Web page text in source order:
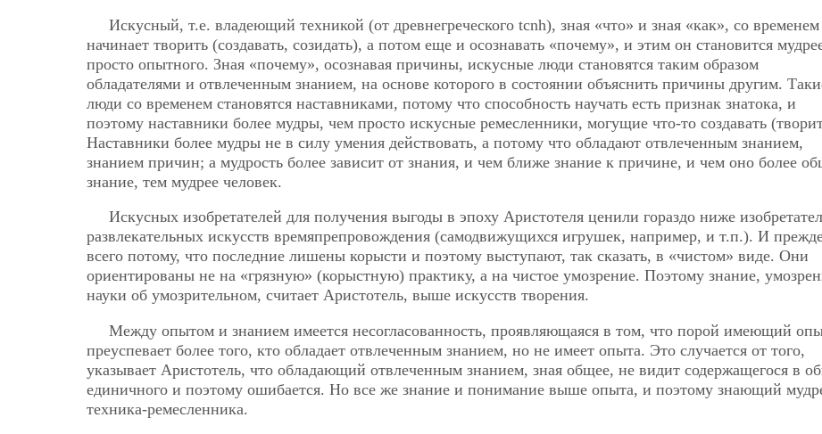
Искусный, т.е. владеющий техникой (от древнегреческого tcnh), зная «что» и зная «как», со временем
начинает творить (создавать, созидать), а потом еще и осознавать «почему», и этим он становится
просто опытного. Зная «почему», осознавая причины, искусные люди становятся таким образом
обладателями и отвлеченным знанием, на основе которого в состоянии объяснить причины другим.
люди со временем становятся наставниками, потому что способность научать есть признак знатока, и
поэтому наставники более мудры, чем просто искусные ремесленники, могущие что-то создавать
Наставники более мудры не в силу умения действовать, а потому что обладают отвлеченным знанием,
знанием причин; а мудрость более зависит от знания, и чем ближе знание к причине, и чем оно более
знание, тем мудрее человек.
Искусных изобретателей для получения выгоды в эпоху Аристотеля ценили гораздо ниже
развлекательных искусств времяпрепровождения (самодвижущихся игрушек, например, и т.п.). И
всего потому, что последние лишены корысти и поэтому выступают, так сказать, в «чистом» виде. Они
ориентированы не на «грязную» (корыстную) практику, а на чистое умозрение. Поэтому знание,
науки об умозрительном, считает Аристотель, выше искусств творения.
Между опытом и знанием имеется несогласованность, проявляющаяся в том, что порой имеющий
преуспевает более того, кто обладает отвлеченным знанием, но не имеет опыта. Это случается от того,
указывает Аристотель, что обладающий отвлеченным знанием, зная общее, не видит содержащегося в
единичного и поэтому ошибается. Но все же знание и понимание выше опыта, и поэтому знающий
техника-ремесленника.